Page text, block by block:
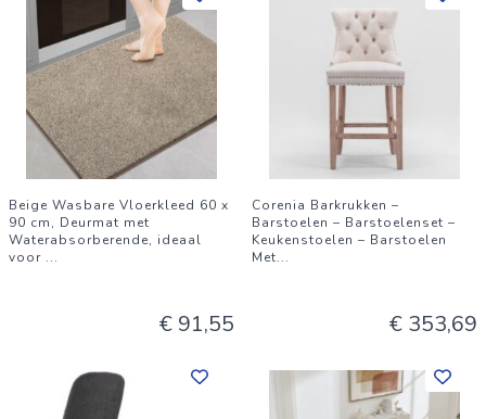
Beige Wasbare Vloerkleed 60 x
90 cm, Deurmat met
Waterabsorberende, ideaal
voor ...
€ 91,55
Corenia Barkrukken –
Barstoelen – Barstoelenset –
Keukenstoelen – Barstoelen
Met...
€ 353,69